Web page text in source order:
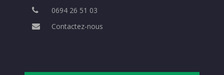
0694 26 51 03
Contactez-nous